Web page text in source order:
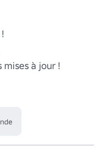
mises à jour !